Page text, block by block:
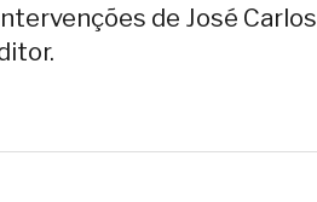
de José Carlos